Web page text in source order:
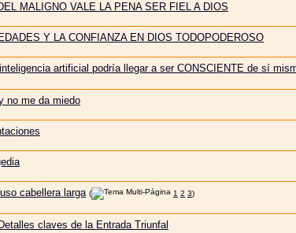
MALIGNO VALE LA PENA SER FIEL A DIOS
Y LA CONFIANZA EN DIOS TODOPODEROSO
artificial podría llegar a ser CONSCIENTE de sí
no me da miedo
cabellera larga ( 1 2 3)
claves de la Entrada Triunfal